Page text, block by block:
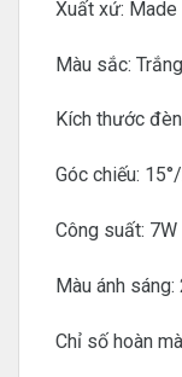
Xuất xứ: Made
Màu sắc:
Kích thước
Góc chiếu:
Công suất: 7W
Màu ánh
Chỉ số hoàn